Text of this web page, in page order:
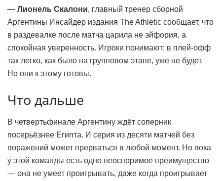
— Лионель Скалони, главный тренер сборной
Аргентины Инсайдер издания The Athletic сообщает, что
в раздевалке после матча царила не эйфория, а
спокойная уверенность. Игроки понимают: в плей-офф
так легко, как было на групповом этапе, уже не будет.
Но они к этому готовы.
Что дальше
В четвертьфинале Аргентину ждёт соперник
посерьёзнее Египта. И серия из десяти матчей без
поражений может прерваться в любой момент. Но пока
у этой команды есть одно неоспоримое преимущество
— она не умеет проигрывать, даже когда проигрывает